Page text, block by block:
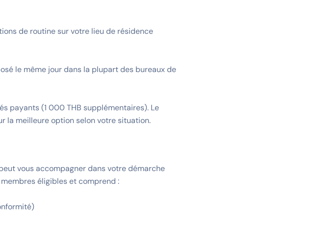
de routine sur votre lieu de résidence
le même jour dans la plupart des bureaux de
payants (1 000 THB supplémentaires). Le
la meilleure option selon votre situation.
vous accompagner dans votre démarche
éligibles et comprend :